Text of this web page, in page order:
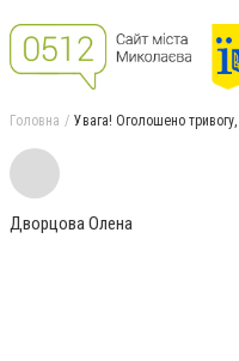
Головна Увага! Оголошено тривогу,
Дворцова Олена